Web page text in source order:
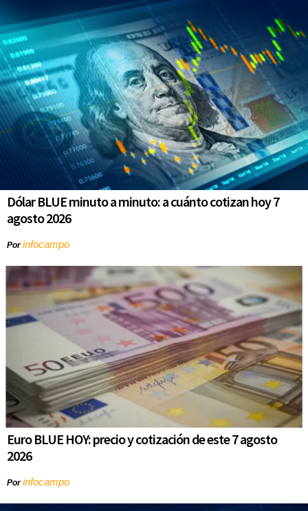
Dólar BLUE minuto a minuto: a cuánto cotizan hoy 7
agosto 2026
Porinfocampo
Euro BLUE HOY: precio y cotización de este 7 agosto
2026
Porinfocampo